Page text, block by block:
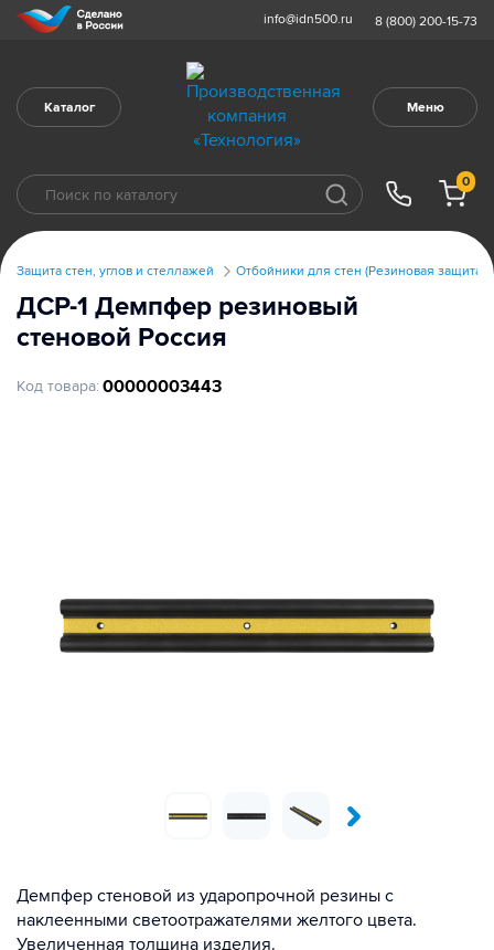
info@idn500.ru 8 (800) 200-15-73
Каталог Меню
0
Защита стен, углов и стеллажей Отбойники для стен (Резиновая защита
ДСР-1 Демпфер резиновый
стеновой Россия
Код товара: 00000003443
Демпфер стеновой из ударопрочной резины с
наклеенными светоотражателями желтого цвета.
Увеличенная толщина изделия.